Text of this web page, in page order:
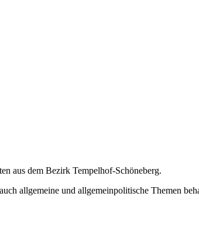
aus dem Bezirk Tempelhof-Schöneberg.
allgemeine und allgemeinpolitische Themen